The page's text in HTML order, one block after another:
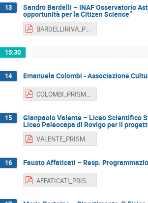
13 Sandro Bardelli – INAF Osservatorio
opportunità per la Citizen Science”
BARDELLIRIVA_PRISMA_Day2017.pdf
15:30
14 Emanuela Colombi - Associazione
COLOMBI_PRISMA_Day2017.pdf
15 Gianpaolo Valente – Liceo Scientifico
Liceo Paleocapa di Rovigo per il
VALENTE_PRISMA_Day2017.pdf
16 Fausto Affaticati – Resp.
AFFATICATI_PRISMA_Day2017.pdf